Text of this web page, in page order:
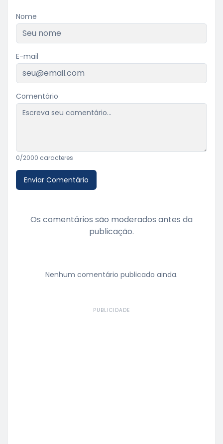
Nome
E-mail
Comentário
0/2000 caracteres
Enviar Comentário
Os comentários são moderados antes da
publicação.
Nenhum comentário publicado ainda.
PUBLICIDADE